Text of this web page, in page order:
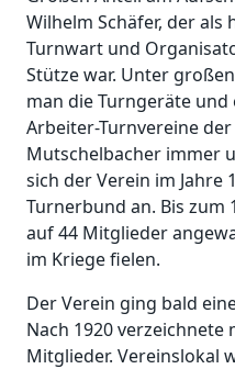
Wilhelm Schäfer, der als
Turnwart und
Stütze war. Unter
man die Turngeräte und
Arbeiter-Turnvereine
Mutschelbacher immer
sich der Verein im Jahre
Turnerbund an. Bis zum
auf 44 Mitglieder
im Kriege fielen.
Der Verein ging bald
Nach 1920 verzeichnete
Mitglieder. Vereinslokal